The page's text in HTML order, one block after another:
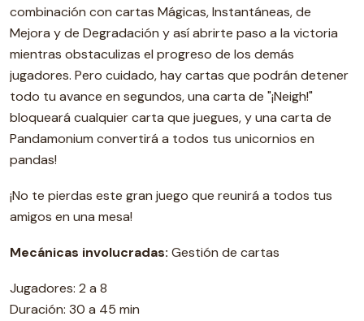
combinación con cartas Mágicas, Instantáneas, de
Mejora y de Degradación y así abrirte paso a la victoria
mientras obstaculizas el progreso de los demás
jugadores. Pero cuidado, hay cartas que podrán detener
todo tu avance en segundos, una carta de "¡Neigh!"
bloqueará cualquier carta que juegues, y una carta de
Pandamonium convertirá a todos tus unicornios en
pandas!
¡No te pierdas este gran juego que reunirá a todos tus
amigos en una mesa!
Mecánicas involucradas: Gestión de cartas
Jugadores: 2 a 8
Duración: 30 a 45 min